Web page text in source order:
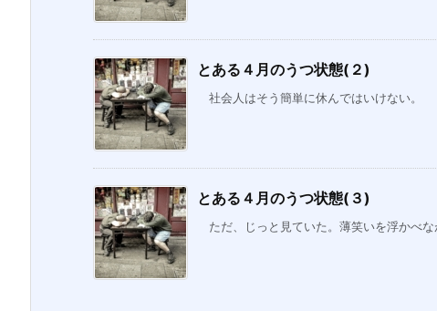
とある４月のうつ状態(２)
社会人はそう簡単に休んではいけない。
とある４月のうつ状態(３)
ただ、じっと見ていた。薄笑いを浮かべ